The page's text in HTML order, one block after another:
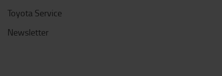
Toyota Service
Newsletter